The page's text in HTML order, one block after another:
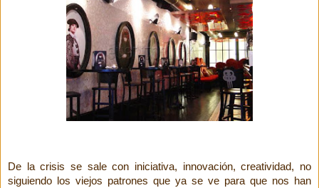
De la crisis se sale con iniciativa, innovación, creatividad, no
siguiendo los viejos patrones que ya se ve para que nos han